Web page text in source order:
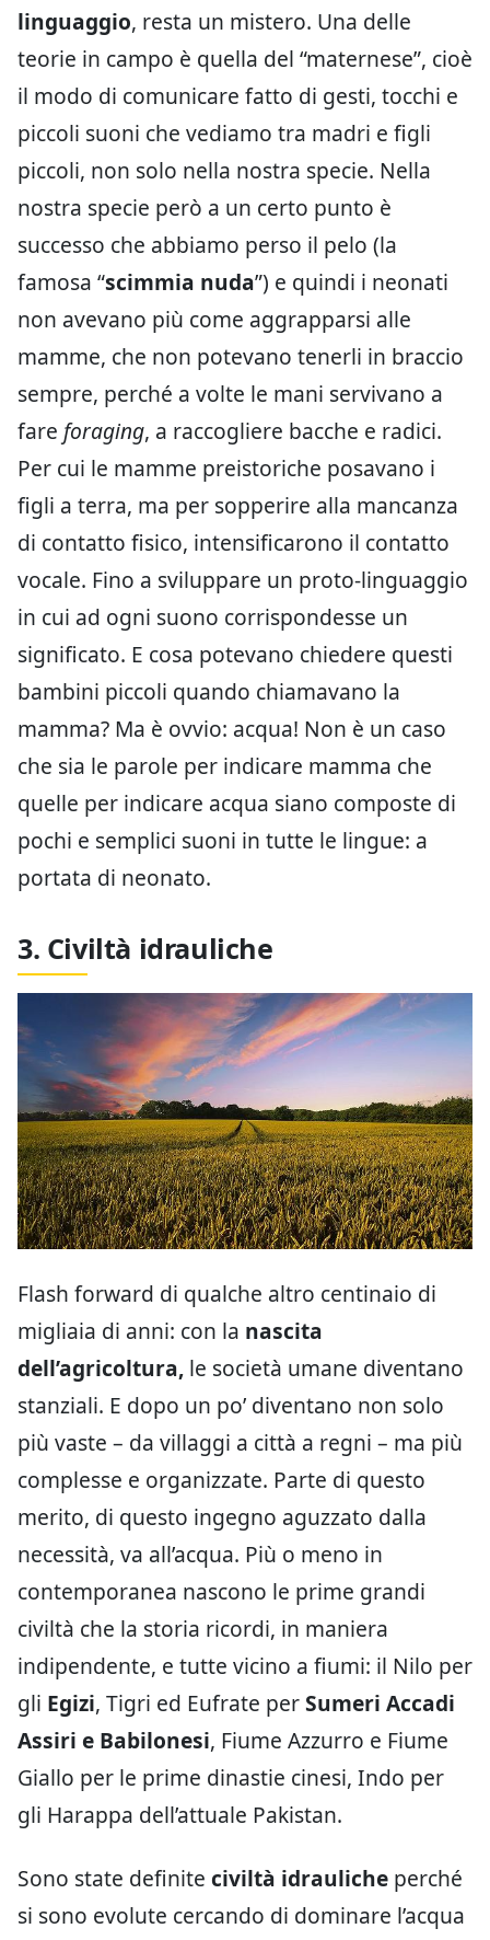
linguaggio, resta un mistero. Una delle
teorie in campo è quella del “maternese”, cioè
il modo di comunicare fatto di gesti, tocchi e
piccoli suoni che vediamo tra madri e figli
piccoli, non solo nella nostra specie. Nella
nostra specie però a un certo punto è
successo che abbiamo perso il pelo (la
famosa “scimmia nuda”) e quindi i neonati
non avevano più come aggrapparsi alle
mamme, che non potevano tenerli in braccio
sempre, perché a volte le mani servivano a
fare foraging, a raccogliere bacche e radici.
Per cui le mamme preistoriche posavano i
figli a terra, ma per sopperire alla mancanza
di contatto fisico, intensificarono il contatto
vocale. Fino a sviluppare un proto-linguaggio
in cui ad ogni suono corrispondesse un
significato. E cosa potevano chiedere questi
bambini piccoli quando chiamavano la
mamma? Ma è ovvio: acqua! Non è un caso
che sia le parole per indicare mamma che
quelle per indicare acqua siano composte di
pochi e semplici suoni in tutte le lingue: a
portata di neonato.
3. Civiltà idrauliche
Flash forward di qualche altro centinaio di
migliaia di anni: con la nascita
dell’agricoltura, le società umane diventano
stanziali. E dopo un po’ diventano non solo
più vaste – da villaggi a città a regni – ma più
complesse e organizzate. Parte di questo
merito, di questo ingegno aguzzato dalla
necessità, va all’acqua. Più o meno in
contemporanea nascono le prime grandi
civiltà che la storia ricordi, in maniera
indipendente, e tutte vicino a fiumi: il Nilo per
gli Egizi, Tigri ed Eufrate perSumeri Accadi
Assiri e Babilonesi, Fiume Azzurro e Fiume
Giallo per le prime dinastie cinesi, Indo per
gli Harappa dell’attuale Pakistan.
Sono state definite civiltà idrauliche perché
si sono evolute cercando di dominare l’acqua